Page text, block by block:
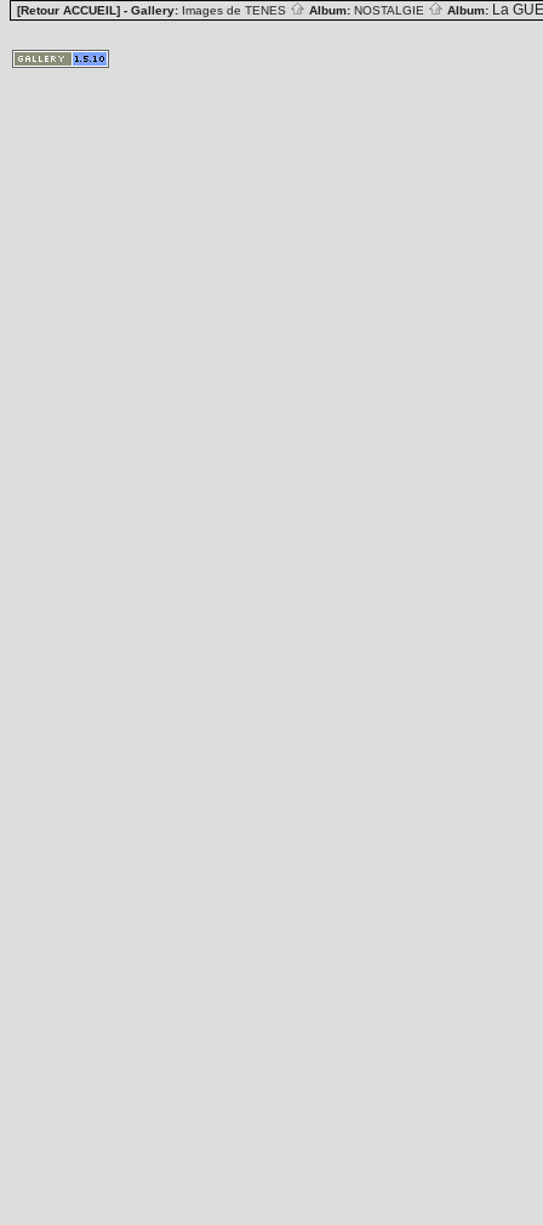
[Retour ACCUEIL] - Gallery: Images de TENES Album: NOSTALGIE Album: La